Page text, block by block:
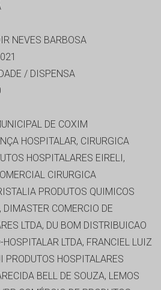
NEVES BARBOSA
/ DISPENSA
DE COXIM
HOSPITALAR, CIRURGICA
HOSPITALARES EIRELI,
CIRURGICA
PRODUTOS QUIMICOS
DIMASTER COMERCIO DE
LTDA, DU BOM DISTRIBUICAO
HOSPITALAR LTDA, FRANCIEL LUIZ
PRODUTOS HOSPITALARES
BELL DE SOUZA, LEMOS